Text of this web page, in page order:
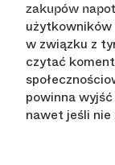
zakupów
w związku z
czytać
powinna
nawet jeśli nie